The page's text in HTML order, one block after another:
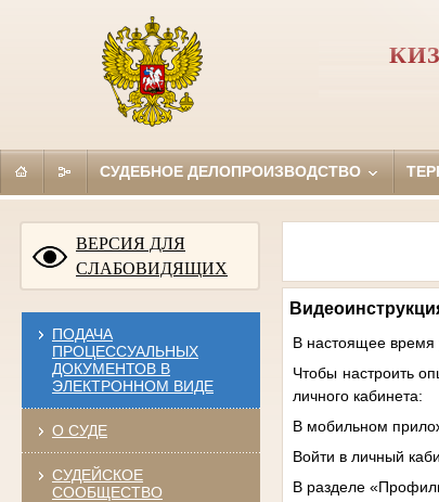
СУДЕБНОЕ ДЕЛОПРОИЗВОДСТВО
ВЕРСИЯ ДЛЯ
СЛАБОВИДЯЩИХ
ПОДАЧА
ПРОЦЕССУАЛЬНЫХ
ДОКУМЕНТОВ В
ЭЛЕКТРОННОМ ВИДЕ
О СУДЕ
СУДЕЙСКОЕ
СООБЩЕСТВО
В настоящее время
Чтобы настроить
личного кабинета:
В мобильном
Войти в личный
В разделе